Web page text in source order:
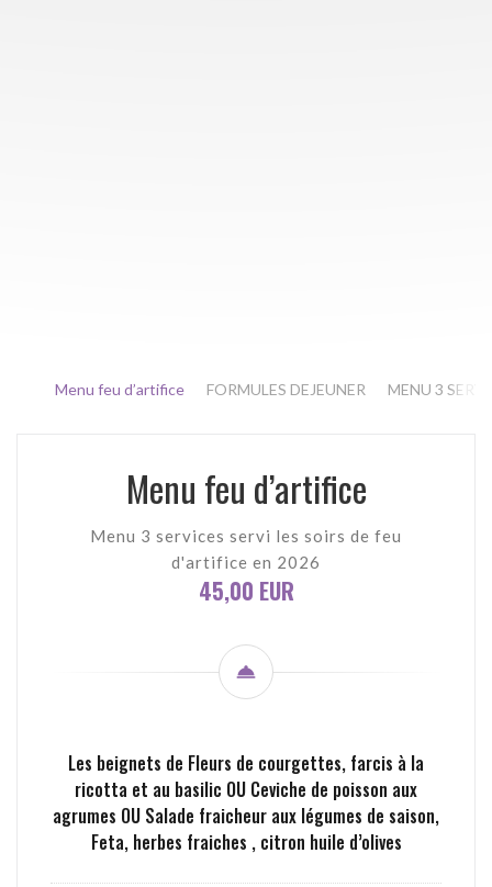
Menu feu d’artifice FORMULES DEJEUNER MENU 3
Menu feu d’artifice
Menu 3 services servi les soirs de feu
d'artifice en 2026
45,00 EUR
Les beignets de Fleurs de courgettes, farcis à la
ricotta et au basilic OU Ceviche de poisson aux
agrumes OU Salade fraicheur aux légumes de saison,
Feta, herbes fraiches , citron huile d’olives